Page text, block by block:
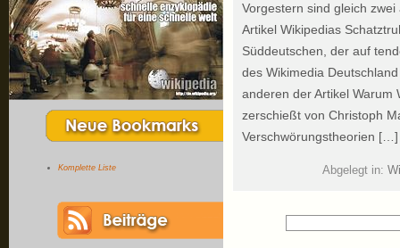
Komplette Liste
Vorgestern sind gleich
Artikel Wikipedias
Süddeutschen, der auf
des Wikimedia
anderen der Artikel Warum
zerschießt von Christoph
Verschwörungstheorien […]
Abgelegt in: